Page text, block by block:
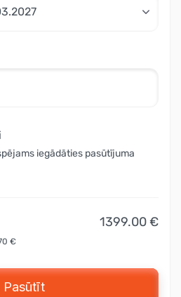
iegādāties pasūtījuma
1399.00 €
€
Pasūtīt